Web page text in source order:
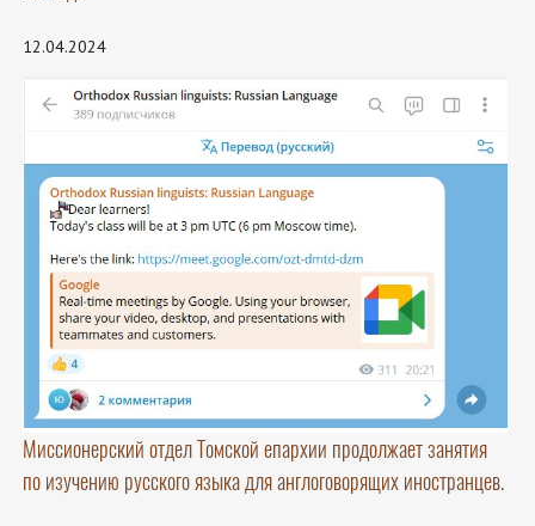
12.04.2024
Миссионерский отдел Томской епархии продолжает занятия
по изучению русского языка для англоговорящих иностранцев.